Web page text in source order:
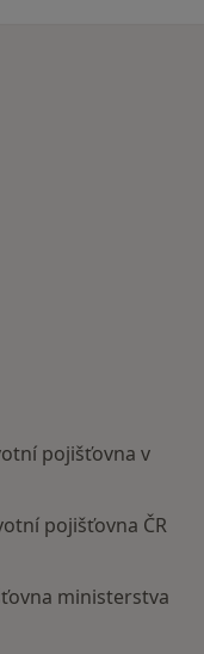
pojišťovna v
pojišťovna ČR
ministerstva